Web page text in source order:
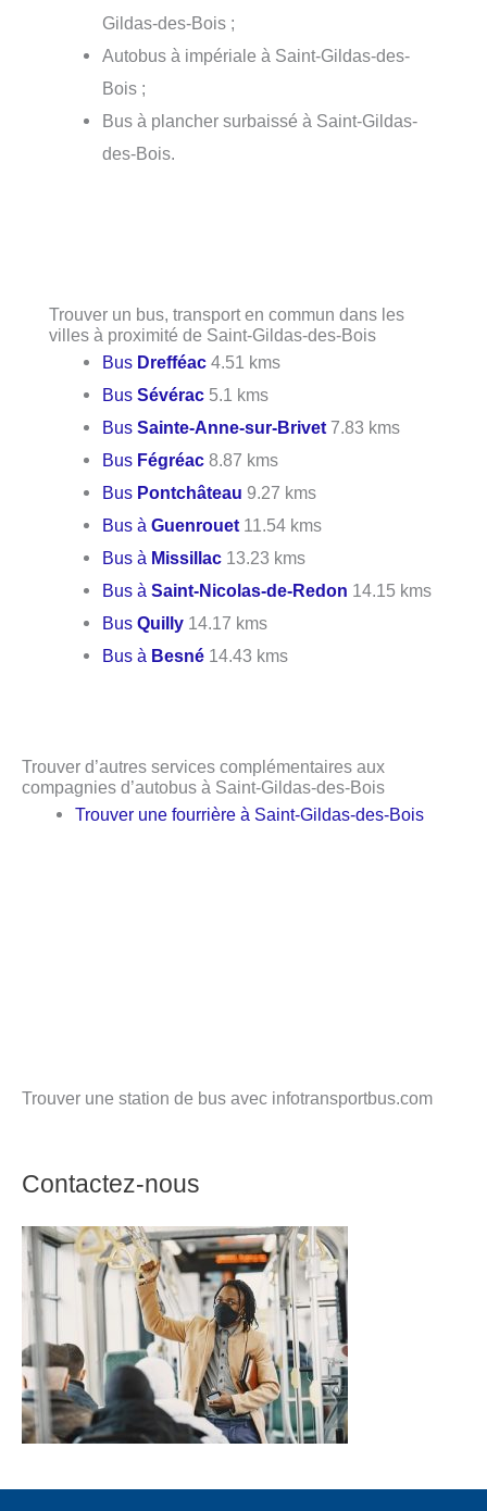
Gildas-des-Bois ;
Autobus à impériale à Saint-Gildas-des-
Bois ;
Bus à plancher surbaissé à Saint-Gildas-
des-Bois.
Trouver un bus, transport en commun dans les
villes à proximité de Saint-Gildas-des-Bois
Bus Drefféac 4.51 kms
BusSévérac 5.1 kms
BusSainte-Anne-sur-Brivet 7.83 kms
Bus Fégréac 8.87 kms
Bus Pontchâteau 9.27 kms
Bus àGuenrouet 11.54 kms
Bus à Missillac 13.23 kms
Bus àSaint-Nicolas-de-Redon 14.15 kms
BusQuilly 14.17 kms
Bus à Besné 14.43 kms
Trouver d’autres services complémentaires aux
compagnies d’autobus à Saint-Gildas-des-Bois
Trouver une fourrière à Saint-Gildas-des-Bois
Trouver une station de bus avec infotransportbus.com
Contactez-nous